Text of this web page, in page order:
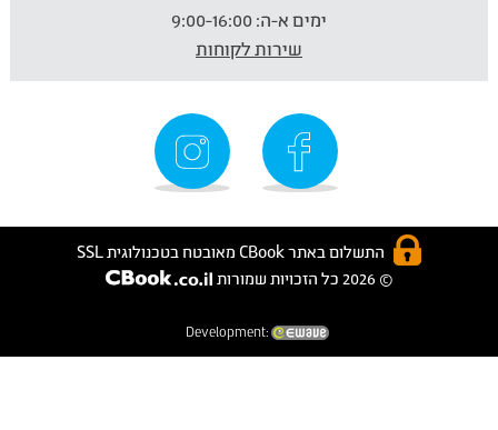
ימים א-ה:
שירות לקוחות
התשלום באתר CBook מאובטח בטכנולוגית SSL
© 2026 כל הזכויות שמורות
Development: